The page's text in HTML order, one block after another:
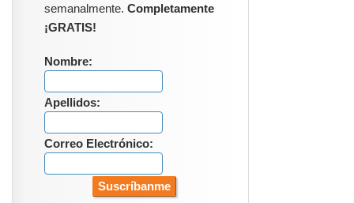
semanalmente. Completamente
¡GRATIS!
Nombre:
Apellidos:
Correo Electrónico: